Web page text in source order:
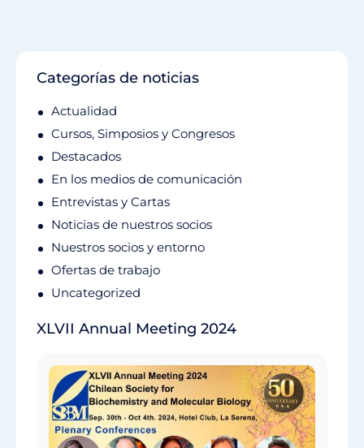
Categorías de noticias
Actualidad
Cursos, Simposios y Congresos
Destacados
En los medios de comunicación
Entrevistas y Cartas
Noticias de nuestros socios
Nuestros socios y entorno
Ofertas de trabajo
Uncategorized
XLVII Annual Meeting 2024